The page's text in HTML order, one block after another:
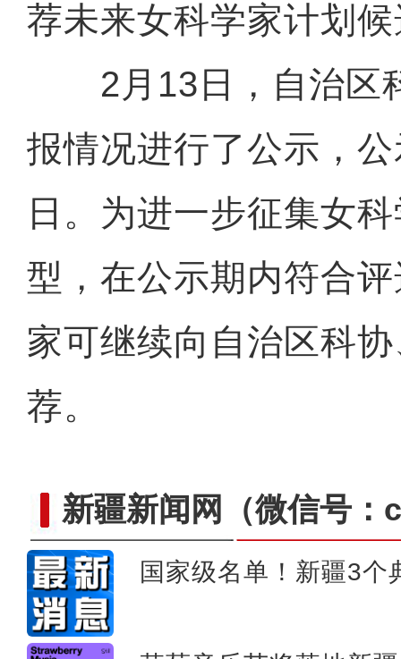
荐未来女科学家计划
2月13日，自治区
报情况进行了公示，
日。为进一步征集女
型，在公示期内符合
家可继续向自治区科
荐。
新疆新闻网 （微信号
国家级名单！新疆3个